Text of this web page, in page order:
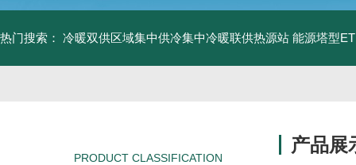
热门搜索： 冷暖双供区域集中供冷集中冷暖联供热源站 能源塔型
PRODUCT CLASSIFICATION
产品展